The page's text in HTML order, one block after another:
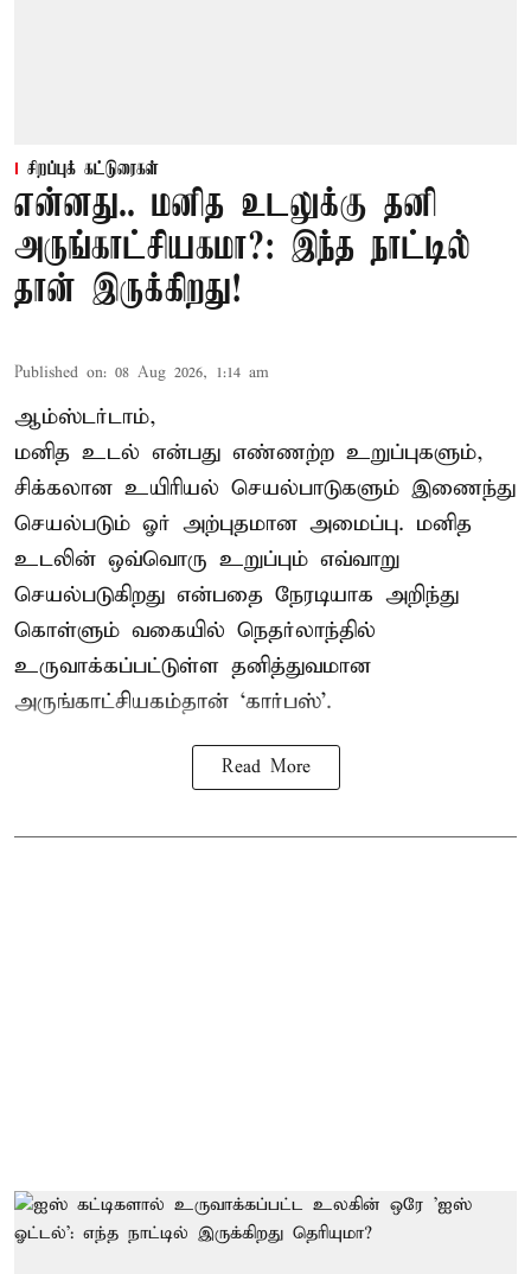
சிறப்புக் கட்டுரைகள்
என்னது.. மனித உடலுக்கு தனி
அருங்காட்சியகமா?: இந்த நாட்டில்
தான் இருக்கிறது!
Published on: 08 Aug 2026, 1:14 am
ஆம்ஸ்டர்டாம்,
மனித உடல் என்பது எண்ணற்ற உறுப்புகளும்,
சிக்கலான உயிரியல் செயல்பாடுகளும் இணைந்து
செயல்படும் ஓர் அற்புதமான அமைப்பு. மனித
உடலின் ஒவ்வொரு உறுப்பும் எவ்வாறு
செயல்படுகிறது என்பதை நேரடியாக அறிந்து
கொள்ளும் வகையில் நெதர்லாந்தில்
உருவாக்கப்பட்டுள்ள தனித்துவமான
அருங்காட்சியகம்தான் ‘கார்பஸ்’.
Read More